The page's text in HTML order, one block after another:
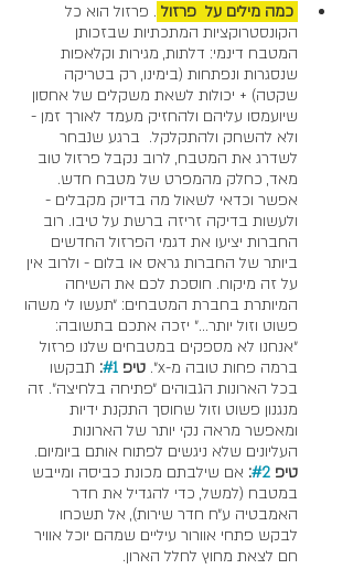
. פרזול הוא כל
הקונסטרוקציות המתכתיות שבזכותן
המטבח דינמי: דלתות, מגירות וקלאפות
שנסגרות ונפתחות (בימינו, רק בטריקה
שקטה) + יכולות לשאת משקלים של אחסון
שיועמסו עליהם ולהחזיק מעמד לאורך זמן -
ולא להשחק ולהתקלקל.  ברגע שנבחר
לשדרג את המטבח, לרוב נקבל פרזול טוב
מאד, כחלק מהמפרט של מטבח חדש.
אפשר וכדאי לשאול מה בדיוק מקבלים -
ולעשות בדיקה זריזה ברשת על טיבו. רוב
החברות יציעו את דגמי הפרזול החדשים
ביותר של החברות גראס או בלום - ולרוב אין
על זה מיקוח. חוסכת לכם את השיחה
המיותרת בחברת המטבחים: ״תעשו לי משהו
פשוט וזול יותר...״ יזכה אתכם בתשובה:
״אנחנו לא מספקים במטבחים שלנו פרזול
ברמה פחות טובה מ-x״.
טיפ #1
: תבקשו
בכל הארונות הגבוהים ״פתיחה בלחיצה״. זה
מנגנון פשוט וזול שחוסך התקנת ידיות
ומאפשר מראה נקי יותר של הארונות
העליונים שלא ניגשים לפתוח אותם ביומיום.
טיפ #2
: אם שילבתם מכונת כביסה ומייבש
במטבח (למשל, כדי להגדיל את חדר
האמבטיה ע״ח חדר שירות), אל תשכחו
לבקש פתחי אוורור עיליים שמהם יוכל אוויר
חם לצאת מחוץ לחלל הארון.